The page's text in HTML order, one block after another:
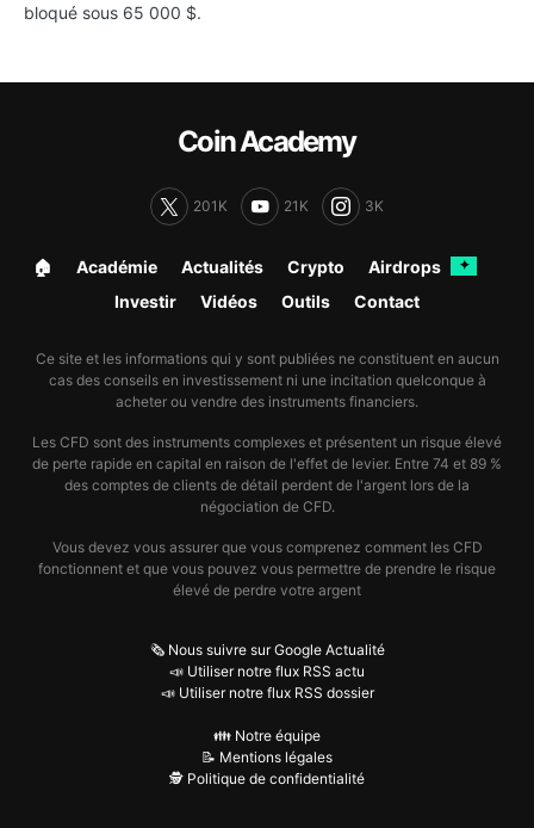
bloqué sous 65 000 $.
Coin Academy
201K 21K 3K
🏠︎ Académie Actualités Crypto Airdrops ✦
Investir Vidéos Outils Contact
Ce site et les informations qui y sont publiées ne constituent en aucun
cas des conseils en investissement ni une incitation quelconque à
acheter ou vendre des instruments financiers.
Les CFD sont des instruments complexes et présentent un risque élevé
de perte rapide en capital en raison de l'effet de levier. Entre 74 et 89 %
des comptes de clients de détail perdent de l'argent lors de la
négociation de CFD.
Vous devez vous assurer que vous comprenez comment les CFD
fonctionnent et que vous pouvez vous permettre de prendre le risque
élevé de perdre votre argent
🗞️ Nous suivre sur Google Actualité
📣 Utiliser notre flux RSS actu
📣 Utiliser notre flux RSS dossier
👪 Notre équipe
📝 Mentions légales
🕵️ Politique de confidentialité